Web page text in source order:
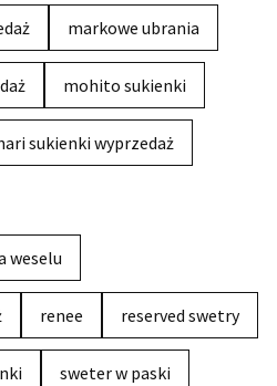
markowe ubrania
mohito sukienki
sukienki wyprzedaż
weselu
renee reserved swetry
sweter w paski